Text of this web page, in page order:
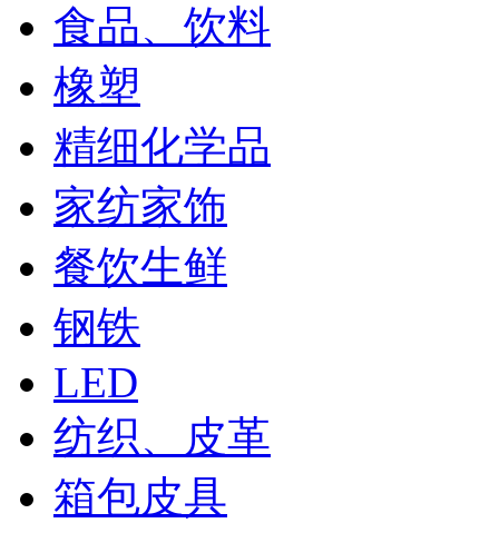
食品、饮料
橡塑
精细化学品
家纺家饰
餐饮生鲜
钢铁
LED
纺织、皮革
箱包皮具